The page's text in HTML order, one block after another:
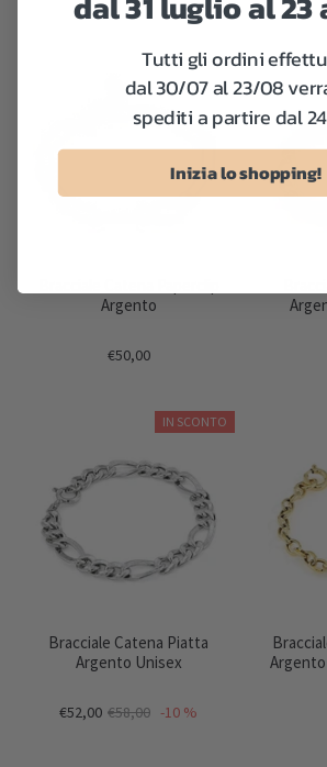
Argento
€50,00
IN SCONTO
Bracciale Catena Piatta
Argento Unisex
€52,00 €58,00 -10 %
Argento
Tutti gli ordini
dal 30/07 al 23/08
spediti a partire dal
Inizia lo shopping!